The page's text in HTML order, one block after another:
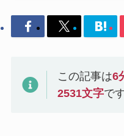
この記事は6
2531文字で